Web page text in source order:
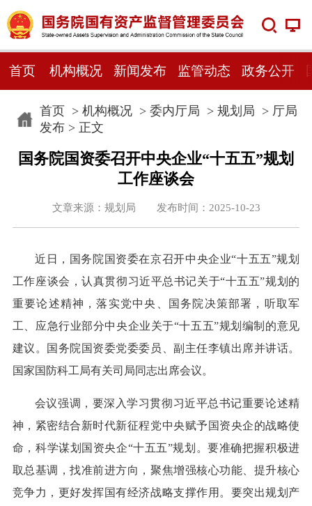
首页 机构概况 新闻发布 监管动态 政务公开
首页> 机构概况> 委内厅局 > 规划局 > 厅局
发布> 正文
国务院国资委召开中央企业“十五五”规划
工作座谈会
文章来源：规划局 发布时间：2025-10-23
近日，国务院国资委在京召开中央企业“十五五”规划
工作座谈会，认真贯彻习近平总书记关于“十五五”规划的
重要论述精神，落实党中央、国务院决策部署，听取军
工、应急行业部分中央企业关于“十五五”规划编制的意见
建议。国务院国资委党委委员、副主任李镇出席并讲话。
国家国防科工局有关司局同志出席会议。
会议强调，要深入学习贯彻习近平总书记重要论述精
神，紧密结合新时代新征程党中央赋予国资央企的战略使
命，科学谋划国资央企“十五五”规划。要准确把握积极进
取总基调，找准前进方向，聚焦增强核心功能、提升核心
竞争力，更好发挥国有经济战略支撑作用。要突出规划产